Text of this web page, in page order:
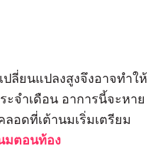
ลี่ยนแปลงสูงจึงอาจทำให้
ะจำเดือน อาการนี้จะหาย
อดที่เต้านมเริ่มเตรียม
มตอนท้อง